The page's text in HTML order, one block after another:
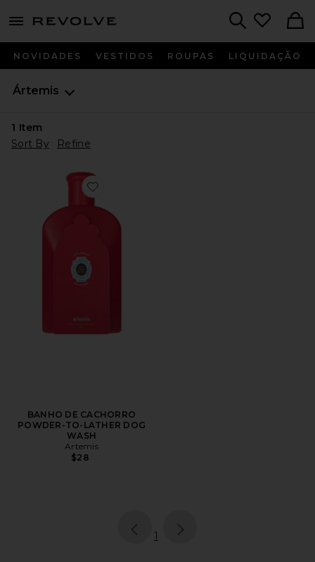
menu - shows more content
NOVIDADES VESTIDOS ROUPAS LIQUIDAÇÃO
Ártemis
1 Item
Sort By
Refine
Favorite BANHO DE CACHORRO POWDER-TO-
BANHO DE CACHORRO
POWDER-TO-LATHER DOG
WASH
Artemis
$28
page
1